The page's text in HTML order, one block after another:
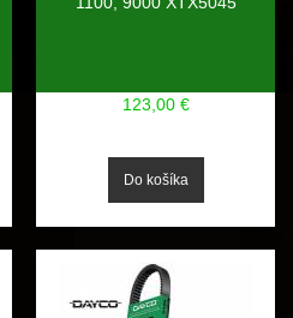
123,00 €